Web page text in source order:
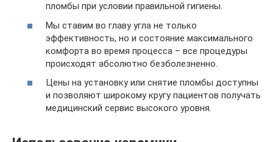
пломбы при условии правильной гигиены.
Мы ставим во главу угла не только
эффективность, но и состояние максимального
комфорта во время процесса – все процедуры
происходят абсолютно безболезненно.
Цены на установку или снятие пломбы доступны
и позволяют широкому кругу пациентов получать
медицинский сервис высокого уровня.